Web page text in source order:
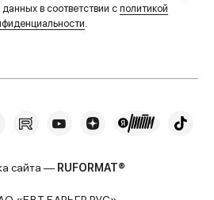
в соответствии с политикой
сайта — RUFORMAT®